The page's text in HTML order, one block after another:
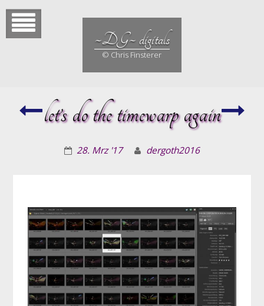
Skip
content
~DG~ digitals
© Chris Finsterer
Regentage
let’s do the timewarp again
28. Mrz '17 dergoth2016